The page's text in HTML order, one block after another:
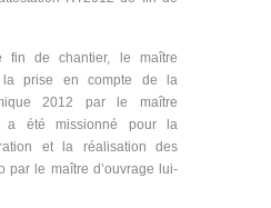
fin de chantier, le maître
la prise en compte de la
2012 par le maître
a été missionné pour la
et la réalisation des
par le maître d’ouvrage lui-